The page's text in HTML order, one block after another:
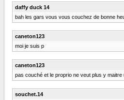
daffy duck 14
bah les gars vous vous couchez de bonne
caneton123
moi je suis p
caneton123
pas couché et le proprio ne veut plus y maitre
souchet.14